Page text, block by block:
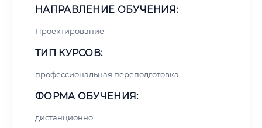
НАПРАВЛЕНИЕ ОБУЧЕНИЯ:
Проектирование
ТИП КУРСОВ:
профессиональная переподготовка
ФОРМА ОБУЧЕНИЯ:
дистанционно